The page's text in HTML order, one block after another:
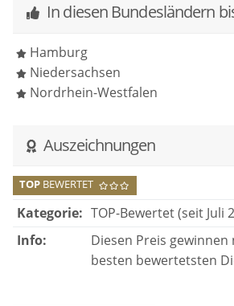
In diesen Bundesländern
Hamburg
Niedersachsen
Nordrhein-Westfalen
Auszeichnungen
TOP BEWERTET
Kategorie: TOP-Bewertet (seit Juli
Info:
Diesen Preis gewinnen
besten bewertetsten